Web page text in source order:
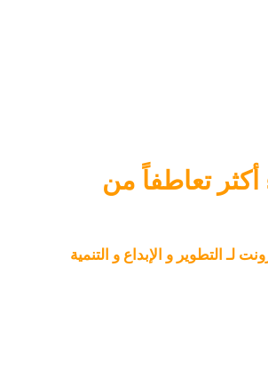
تعاطفاً من
لـ التطوير و الإبداع و التنمية